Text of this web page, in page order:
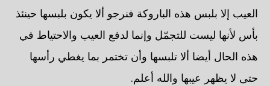
العيب إلا بلبس هذه الباروكة فنرجو ألا يكون بلبسها حينئذ
بأس لأنها ليست للتجمّل وإنما لدفع العيب والاحتياط في
هذه الحال أيضا ألا تلبسها وأن تختمر بما يغطي رأسها
حتى لا يظهر عيبها والله أعلم.